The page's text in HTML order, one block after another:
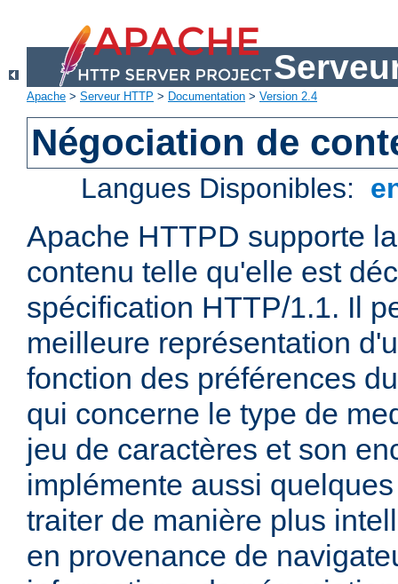
Apache > Serveur HTTP > Documentation > Version 2.4
Négociation de
Langues Disponibles:
Apache HTTPD supporte
contenu telle qu'elle est
spécification HTTP/1.1. Il
meilleure représentation
fonction des préférences
qui concerne le type de
jeu de caractères et son
implémente aussi
traiter de manière plus
en provenance de